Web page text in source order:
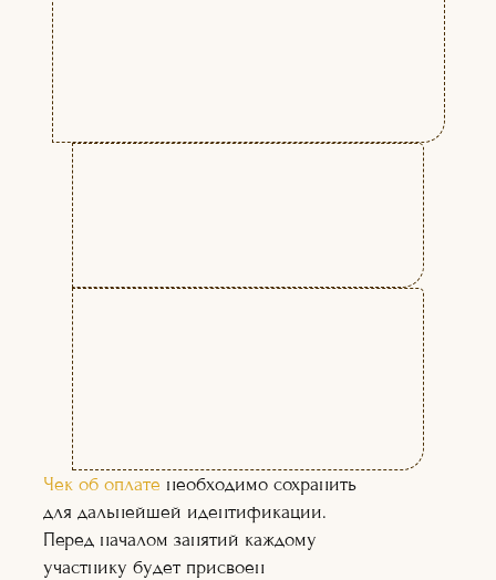
Научитесь задействовать
различных специалистов и
многое другое.
Обработке отснятого материала.
Монтажу и прочему.
ЧЕМУ ВЫ НАУЧИТЕСЬ
НА КУРСЕ:
Чек об оплате необходимо сохранить
для дальнейшей идентификации.
Перед началом занятий каждому
участнику будет присвоен